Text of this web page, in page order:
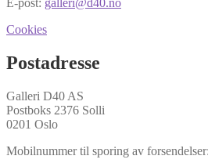
E-post: galleri@d40.no
Cookies
Postadresse
Galleri D40 AS
Postboks 2376 Solli
0201 Oslo
Mobilnummer til sporing av